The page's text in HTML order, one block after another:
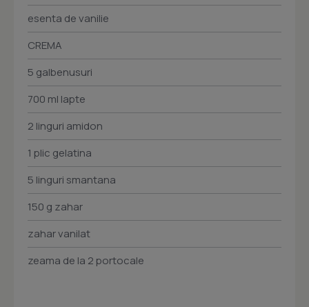
esenta de vanilie
CREMA
5 galbenusuri
700 ml lapte
2 linguri amidon
1 plic gelatina
5 linguri smantana
150 g zahar
zahar vanilat
zeama de la 2 portocale